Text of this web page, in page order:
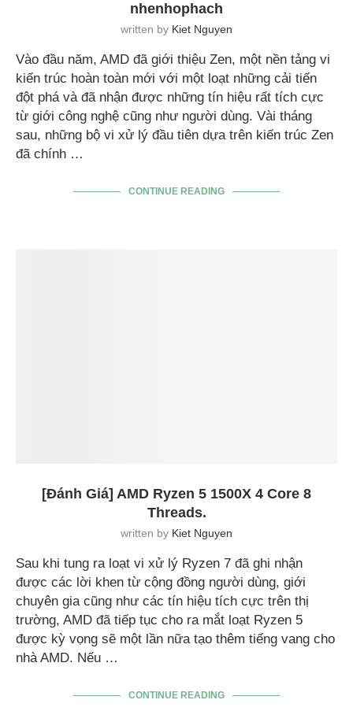
nhenhophach
written by Kiet Nguyen
Vào đầu năm, AMD đã giới thiệu Zen, một nền tảng vi
kiến trúc hoàn toàn mới với một loạt những cải tiến
đột phá và đã nhận được những tín hiệu rất tích cực
từ giới công nghệ cũng như người dùng. Vài tháng
sau, những bộ vi xử lý đầu tiên dựa trên kiến trúc Zen
đã chính …
CONTINUE READING
[Đánh Giá] AMD Ryzen 5 1500X 4 Core 8
Threads.
written by Kiet Nguyen
Sau khi tung ra loạt vi xử lý Ryzen 7 đã ghi nhận
được các lời khen từ cộng đồng người dùng, giới
chuyên gia cũng như các tín hiệu tích cực trên thị
trường, AMD đã tiếp tục cho ra mắt loạt Ryzen 5
được kỳ vọng sẽ một lần nữa tạo thêm tiếng vang cho
nhà AMD. Nếu …
CONTINUE READING